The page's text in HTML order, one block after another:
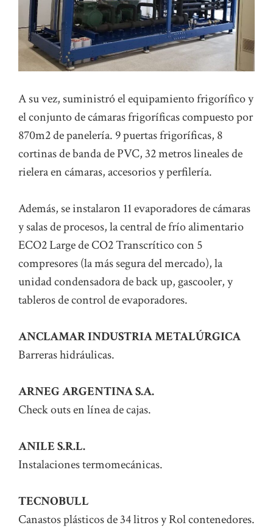
A su vez, suministró el equipamiento frigorífico y
el conjunto de cámaras frigoríficas compuesto por
870m2 de panelería. 9 puertas frigoríficas, 8
cortinas de banda de PVC, 32 metros lineales de
rielera en cámaras, accesorios y perfilería.
Además, se instalaron 11 evaporadores de cámaras
y salas de procesos, la central de frío alimentario
ECO2 Large de CO2 Transcrítico con 5
compresores (la más segura del mercado), la
unidad condensadora de back up, gascooler, y
tableros de control de evaporadores.
ANCLAMAR INDUSTRIA METALÚRGICA
Barreras hidráulicas.
ARNEG ARGENTINA S.A.
Check outs en línea de cajas.
ANILE S.R.L.
Instalaciones termomecánicas.
TECNOBULL
Canastos plásticos de 34 litros y Rol contenedores.